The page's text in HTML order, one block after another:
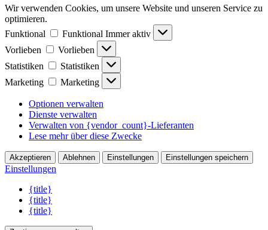
Wir verwenden Cookies, um unsere Website und unseren Service zu
optimieren.
Funktional
Funktional Immer aktiv
Vorlieben
Vorlieben
Statistiken
Statistiken
Marketing
Marketing
Optionen verwalten
Dienste verwalten
Verwalten von {vendor_count}-Lieferanten
Lese mehr über diese Zwecke
Akzeptieren Ablehnen Einstellungen Einstellungen speichern
Einstellungen
{title}
{title}
{title}